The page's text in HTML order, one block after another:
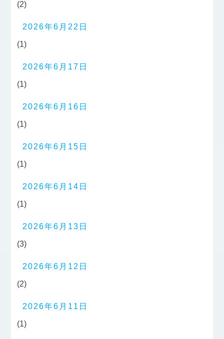
(2)
2026年6月22日
(1)
2026年6月17日
(1)
2026年6月16日
(1)
2026年6月15日
(1)
2026年6月14日
(1)
2026年6月13日
(3)
2026年6月12日
(2)
2026年6月11日
(1)